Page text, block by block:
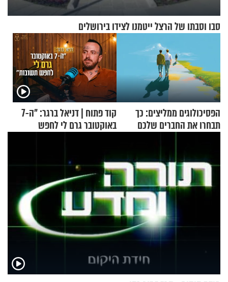
סבו וסבתו של הרצל ייטמנו לצידו בירושלים
הפסיכולוגים ממליצים: כך
תבחרו את החברים שלכם
קוד פתוח | דניאל ברגר: "ה-7
באוקטובר גרם לי לחפש